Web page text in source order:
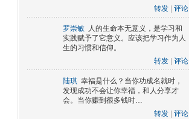
转发
评论
罗崇敏 人的生命本无意义，是学习和
实践赋予了它意义。应该把学习作为人
生的习惯和信仰。
转发
评论
陆琪 幸福是什么？当你功成名就时，
发现成功不会让你幸福，和人分享才
会。当你赚到很多钱时…
转发
评论